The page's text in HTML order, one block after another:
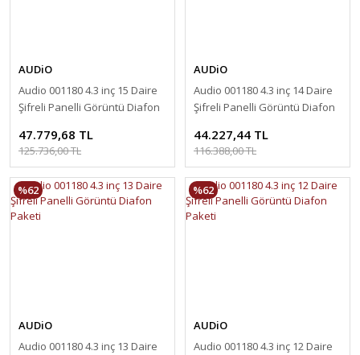
AUDiO
Audio 001180 4.3 inç 15 Daire
Şifreli Panelli Görüntü Diafon
47.779,68 TL
125.736,00 TL
AUDiO
Audio 001180 4.3 inç 14 Daire
Şifreli Panelli Görüntü Diafon
44.227,44 TL
116.388,00 TL
%62
AUDiO
Audio 001180 4.3 inç 13 Daire
%62
AUDiO
Audio 001180 4.3 inç 12 Daire